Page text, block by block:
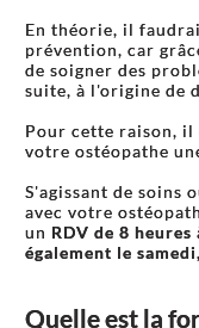
En théorie, il
prévention, car
de soigner des
suite, à l'origine de
Pour cette raison, il
votre ostéopathe
S'agissant de soins
avec votre
un RDV de 8 heures
également le
Quelle est la